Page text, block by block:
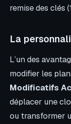
remise des clés
La
L’un des
modifier les
Modificatifs
déplacer une
ou transformer